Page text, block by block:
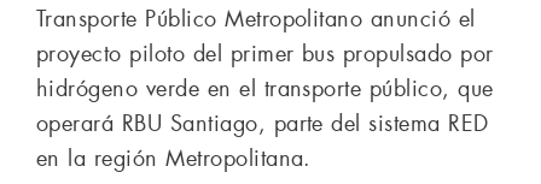
Transporte Público Metropolitano anunció el
proyecto piloto del primer bus propulsado por
hidrógeno verde en el transporte público, que
operará RBU Santiago, parte del sistema RED
en la región Metropolitana.